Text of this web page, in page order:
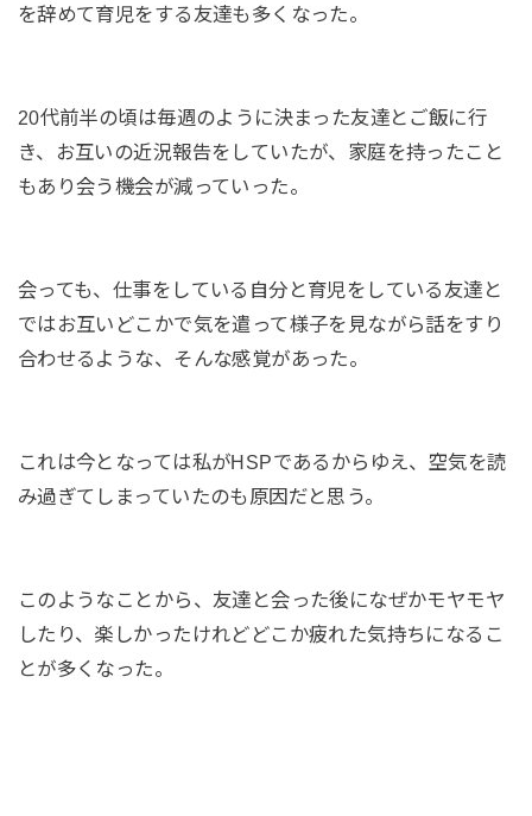
を辞めて育児をする友達も多くなった。
20代前半の頃は毎週のように決まった友達とご飯に行
き、お互いの近況報告をしていたが、家庭を持ったこと
もあり会う機会が減っていった。
会っても、仕事をしている自分と育児をしている友達と
ではお互いどこかで気を遣って様子を見ながら話をすり
合わせるような、そんな感覚があった。
これは今となっては私がHSPであるからゆえ、空気を読
み過ぎてしまっていたのも原因だと思う。
このようなことから、友達と会った後になぜかモヤモヤ
したり、楽しかったけれどどこか疲れた気持ちになるこ
とが多くなった。